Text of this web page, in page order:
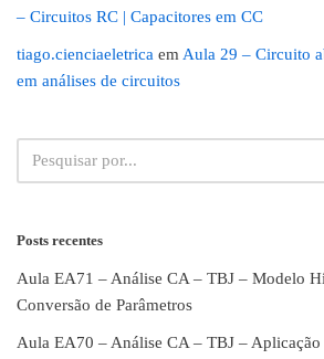
– Circuitos RC | Capacitores em CC
tiago.cienciaeletrica em Aula 29 – Circuito
em análises de circuitos
Posts recentes
Aula EA71 – Análise CA – TBJ – Modelo
Conversão de Parâmetros
Aula EA70 – Análise CA – TBJ –